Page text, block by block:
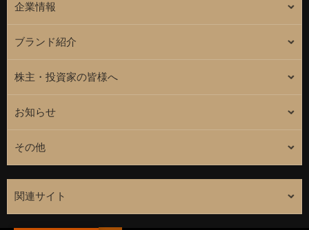
企業情報
ブランド紹介
株主・投資家の皆様へ
お知らせ
その他
関連サイト